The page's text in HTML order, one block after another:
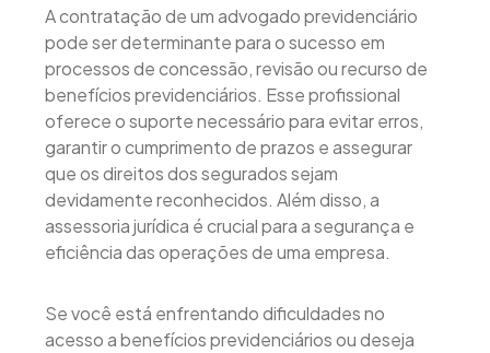
A contratação de um advogado previdenciário
pode ser determinante para o sucesso em
processos de concessão, revisão ou recurso de
benefícios previdenciários. Esse profissional
oferece o suporte necessário para evitar erros,
garantir o cumprimento de prazos e assegurar
que os direitos dos segurados sejam
devidamente reconhecidos. Além disso, a
assessoria jurídica é crucial para a segurança e
eficiência das operações de uma empresa.
Se você está enfrentando dificuldades no
acesso a benefícios previdenciários ou deseja